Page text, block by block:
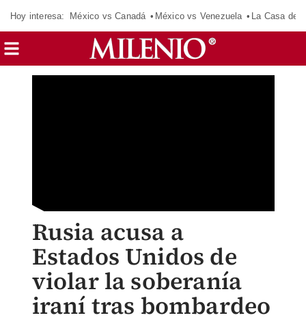
Hoy interesa: México vs Canadá México vs Venezuela La Casa de
Rusia acusa a
Estados Unidos de
violar la soberanía
iraní tras bombardeo